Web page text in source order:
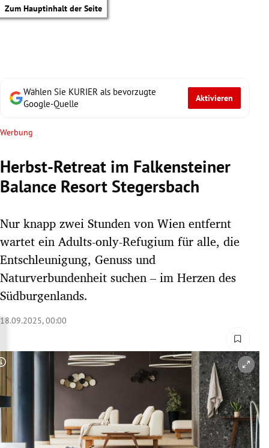
Zum Hauptinhalt der Seite
Untermenü
Untermenü
Untermenü
Untermenü
Untermenü
Wählen Sie KURIER als bevorzugte
Google-Quelle
Aktivieren
Werbung
Herbst-Retreat im Falkensteiner
Balance Resort Stegersbach
Nur knapp zwei Stunden von Wien entfernt
wartet ein Adults-only-Refugium für alle, die
Entschleunigung, Genuss und
Naturverbundenheit suchen – im Herzen des
Südburgenlands.
18.09.2025, 00:00
Copyright-Hinweis öffnen/schließen